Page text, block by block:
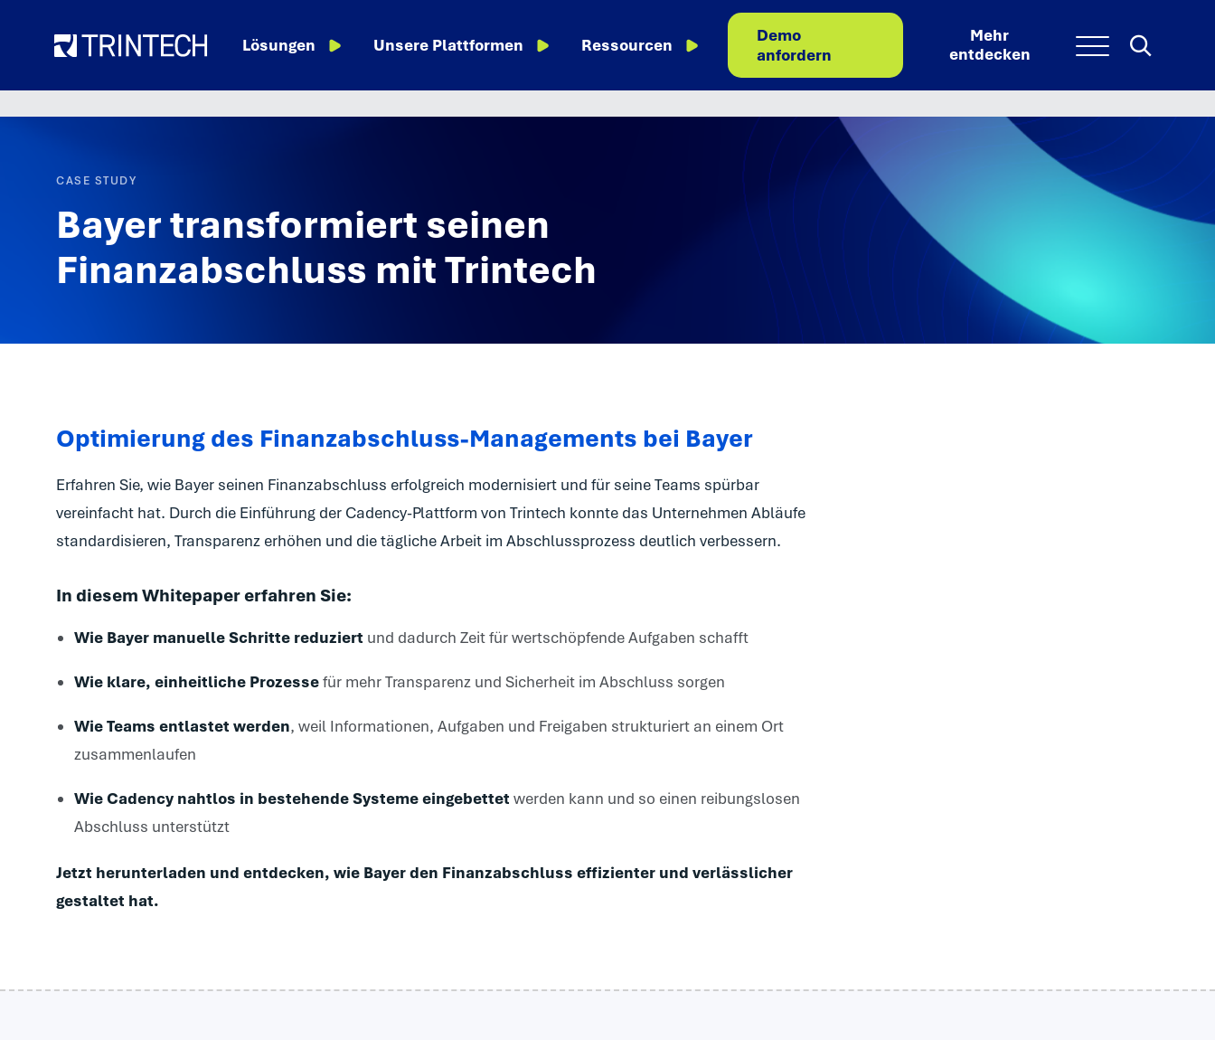
Lösungen Unsere Plattformen Ressourcen
Demo
anfordern
Mehr
entdeckenMenu Search
CASE STUDY
Bayer transformiert seinen
Finanzabschluss mit Trintech
Optimierung des Finanzabschluss-Managements bei Bayer
Erfahren Sie, wie Bayer seinen Finanzabschluss erfolgreich modernisiert und für seine Teams spürbar
vereinfacht hat. Durch die Einführung der Cadency-Plattform von Trintech konnte das Unternehmen Abläufe
standardisieren, Transparenz erhöhen und die tägliche Arbeit im Abschlussprozess deutlich verbessern.
In diesem Whitepaper erfahren Sie:
Wie Bayer manuelle Schritte reduziert und dadurch Zeit für wertschöpfende Aufgaben schafft
Wie klare, einheitliche Prozessefür mehr Transparenz und Sicherheit im Abschluss sorgen
Wie Teams entlastet werden, weil Informationen, Aufgaben und Freigaben strukturiert an einem Ort
zusammenlaufen
Wie Cadency nahtlos in bestehende Systeme eingebettet werden kann und so einen reibungslosen
Abschluss unterstützt
Jetzt herunterladen und entdecken, wie Bayer den Finanzabschluss effizienter und verlässlicher
gestaltet hat.